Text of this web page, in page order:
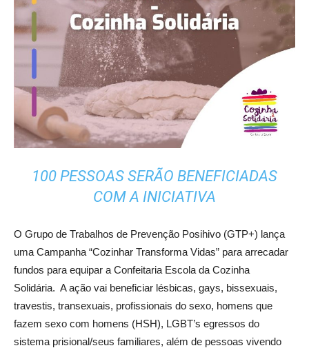
100 PESSOAS SERÃO BENEFICIADAS
COM A INICIATIVA
O Grupo de Trabalhos de Prevenção Posihivo (GTP+) lança
uma Campanha “Cozinhar Transforma Vidas” para arrecadar
fundos para equipar a Confeitaria Escola da Cozinha
Solidária. A ação vai beneficiar lésbicas, gays, bissexuais,
travestis, transexuais, profissionais do sexo, homens que
fazem sexo com homens (HSH), LGBT’s egressos do
sistema prisional/seus familiares, além de pessoas vivendo